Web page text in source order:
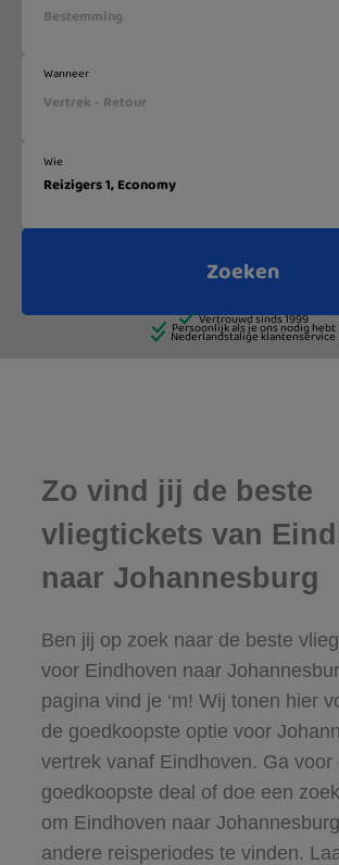
Zo vind jij de beste
vliegtickets van
naar Johannesburg
Ben jij op zoek naar de beste
voor Eindhoven naar
pagina vind je ‘m! Wij tonen hier
de goedkoopste optie voor
vertrek vanaf Eindhoven. Ga voor
goedkoopste deal of doe een
om Eindhoven naar
andere reisperiodes te vinden.